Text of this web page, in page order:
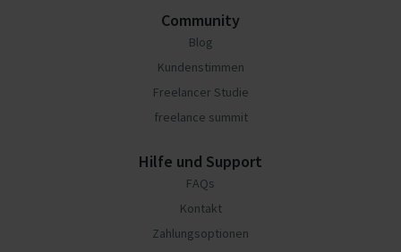
Community
Blog
Kundenstimmen
Freelancer Studie
freelance summit
Hilfe und Support
FAQs
Kontakt
Zahlungsoptionen